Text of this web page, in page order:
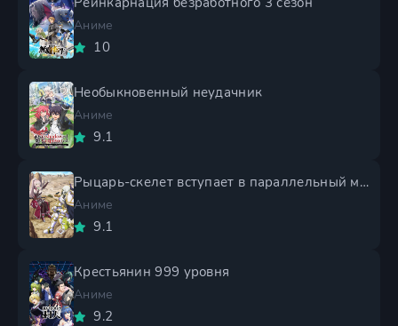
Аниме
10
Необыкновенный неудачник
Аниме
9.1
Рыцарь-скелет вступает в параллельный мир 2 сезон
Аниме
9.1
Крестьянин 999 уровня
Аниме
9.2